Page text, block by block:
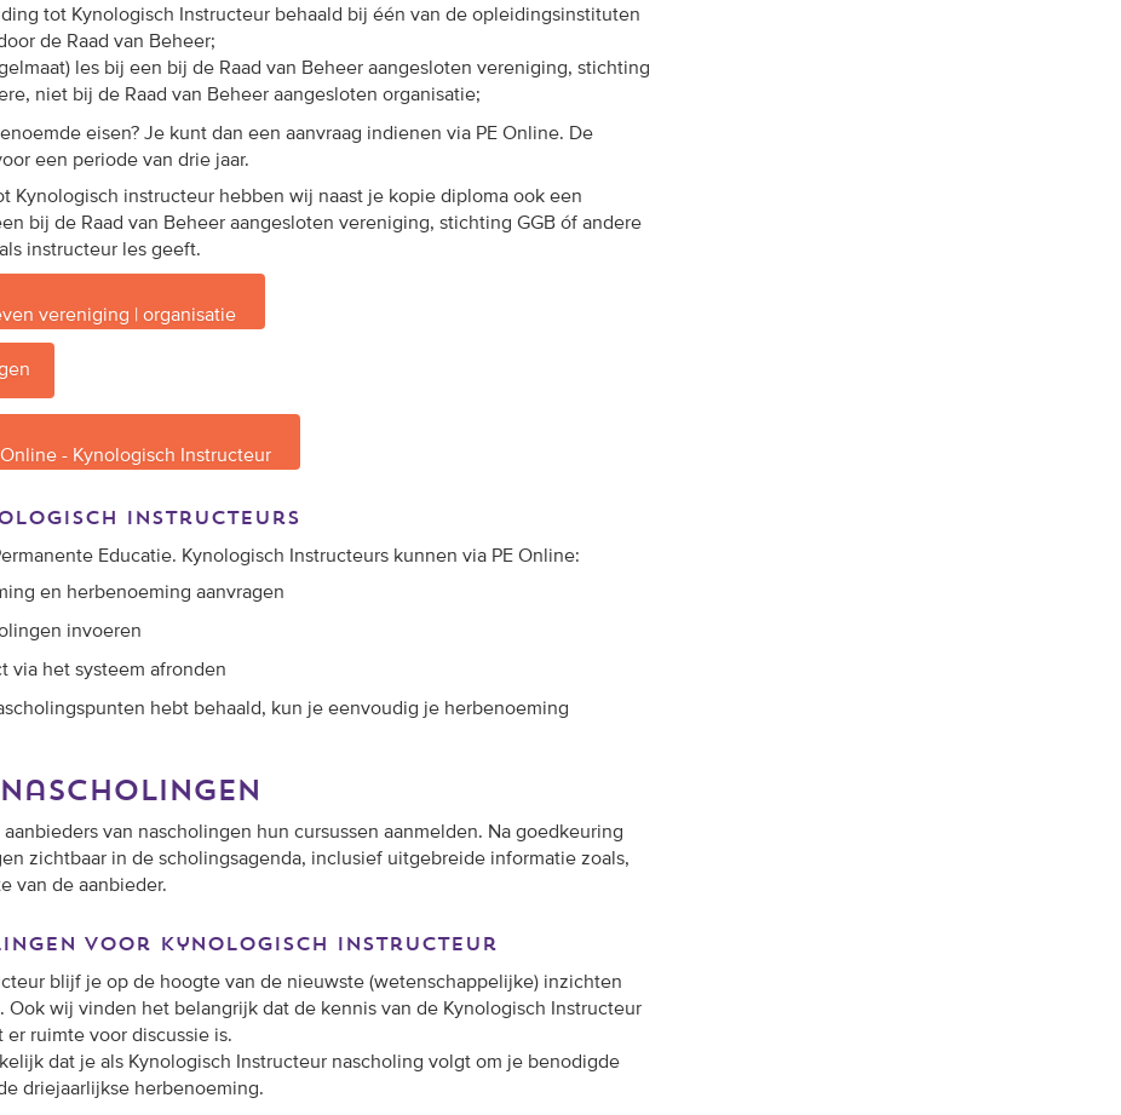
tot Kynologisch Instructeur behaald bij één van de opleidingsinstituten
de Raad van Beheer;
les bij een bij de Raad van Beheer aangesloten vereniging, stichting
niet bij de Raad van Beheer aangesloten organisatie;
eisen? Je kunt dan een aanvraag indienen via PE Online. De
een periode van drie jaar.
Kynologisch instructeur hebben wij naast je kopie diploma ook een
bij de Raad van Beheer aangesloten vereniging, stichting GGB óf andere
instructeur les geeft.
vereniging | organisatie
- Kynologisch Instructeur
instructeurs
Educatie. Kynologisch Instructeurs kunnen via PE Online:
en herbenoeming aanvragen
invoeren
via het systeem afronden
hebt behaald, kun je eenvoudig je herbenoeming
van nascholingen hun cursussen aanmelden. Na goedkeuring
zichtbaar in de scholingsagenda, inclusief uitgebreide informatie zoals,
van de aanbieder.
voor kynologisch instructeur
blijf je op de hoogte van de nieuwste (wetenschappelijke) inzichten
Ook wij vinden het belangrijk dat de kennis van de Kynologisch Instructeur
ruimte voor discussie is.
dat je als Kynologisch Instructeur nascholing volgt om je benodigde
driejaarlijkse herbenoeming.